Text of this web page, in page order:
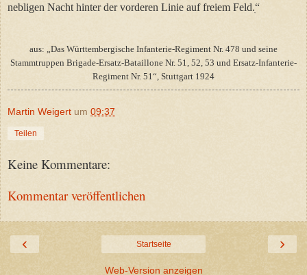
nebligen Nacht hinter der vorderen Linie auf freiem Feld.ׅ“
aus: „Das Württembergische Infanterie-Regiment Nr. 478 und seine
Stammtruppen Brigade-Ersatz-Bataillone Nr. 51, 52, 53 und Ersatz-Infanterie-
Regiment Nr. 51“, Stuttgart 1924
Martin Weigert um 09:37
Teilen
Keine Kommentare:
Kommentar veröffentlichen
‹ ›
Startseite
Web-Version anzeigen